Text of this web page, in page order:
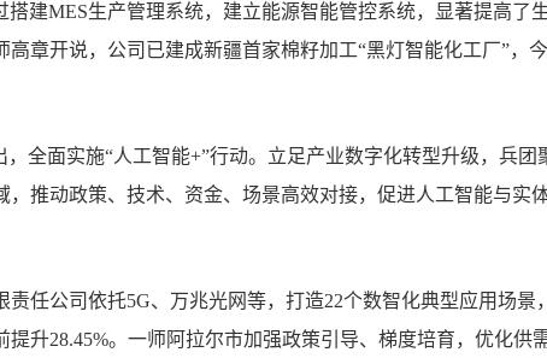
搭建MES生产管理系统，建立能源智能管控系统，显著提高了
高章开说，公司已建成新疆首家棉籽加工“黑灯智能化工厂”，
，全面实施“人工智能+”行动。立足产业数字化转型升级，兵团
，推动政策、技术、资金、场景高效对接，促进人工智能与实
责任公司依托5G、万兆光网等，打造22个数智化典型应用场景
提升28.45%。一师阿拉尔市加强政策引导、梯度培育，优化供